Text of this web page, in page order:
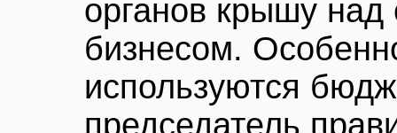
органов крышу над
бизнесом.
используются
председатель